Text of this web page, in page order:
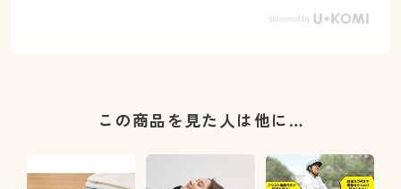
この商品を見た人は他に…